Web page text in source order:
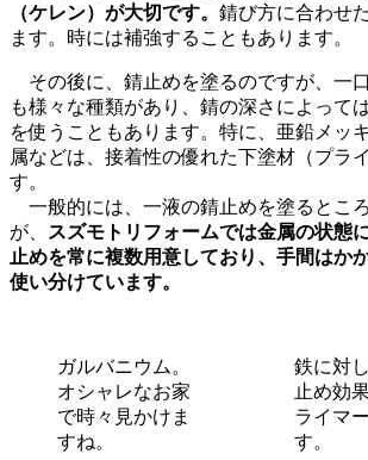
（ケレン）が大切です。 錆び方に合わせ
ます。時には補強することもあります。
その後に、錆止めを塗るのですが、一
も様々な種類があり、錆の深さによって
を使うこともあります。特に、亜鉛メッ
属などは、接着性の優れた下塗材（プラ
す。
一般的には、一液の錆止めを塗るとこ
が、
スズモトリフォームでは金属の状態
止めを常に複数用意しており、手間はか
使い分けています。
ガルバニウム。
オシャレなお家
で時々見かけま
すね。
鉄に対
止め効
ライマ
す。